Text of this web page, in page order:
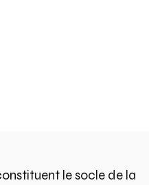
le socle de la